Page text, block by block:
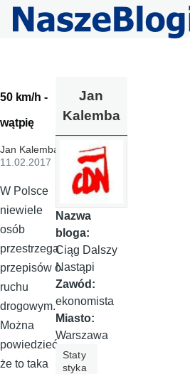
Przejdź do treści
50 km/h -
wątpię
Jan Kalemba
11.02.2017
W Polsce
niewiele
osób
przestrzega
przepisów o
ruchu
drogowym.
Można
powiedzieć,
że to taka
Jan
Kalemba
Nazwa
bloga:
Ciąg Dalszy
Nastąpi
Zawód:
ekonomista
Miasto:
Warszawa
Staty
styka